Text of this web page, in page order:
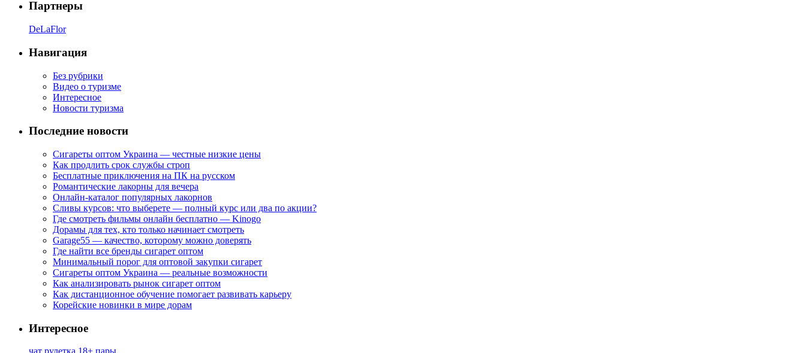
Партнеры
DeLaFlor
Навигация
Без рубрики
Видео о туризме
Интересное
Новости туризма
Последние новости
Сигареты оптом Украина — честные низкие цены
Как продлить срок службы строп
Бесплатные приключения на ПК на русском
Романтические лакорны для вечера
Онлайн-каталог популярных лакорнов
Сливы курсов: что выберете — полный курс или два по акции?
Где смотреть фильмы онлайн бесплатно — Kinogo
Дорамы для тех, кто только начинает смотреть
Garage55 — качество, которому можно доверять
Где найти все бренды сигарет оптом
Минимальный порог для оптовой закупки сигарет
Сигареты оптом Украина — реальные возможности
Как анализировать рынок сигарет оптом
Как дистанционное обучение помогает развивать карьеру
Корейские новинки в мире дорам
Интересное